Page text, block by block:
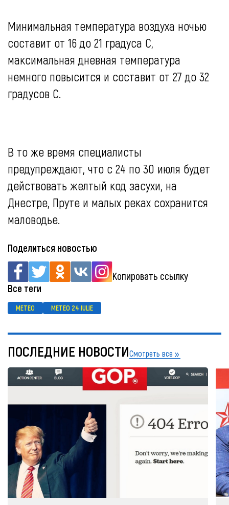
Минимальная температура воздуха ночью
составит от 16 до 21 градуса С,
максимальная дневная температура
немного повысится и составит от 27 до 32
градусов С.
В то же время специалисты
предупреждают, что с 24 по 30 июля будет
действовать желтый код засухи, на
Днестре, Пруте и малых реках сохранится
маловодье.
Поделиться новостью
Копировать ссылку
Все теги
METEO METEO 24 IULIE
ПОСЛЕДНИЕ НОВОСТИСмотреть все